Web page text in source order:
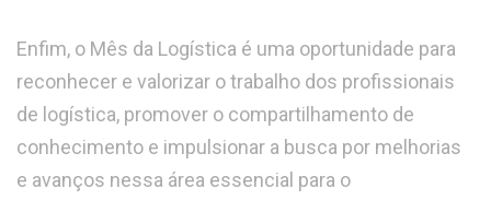
Enfim, o Mês da Logística é uma oportunidade para
reconhecer e valorizar o trabalho dos profissionais
de logística, promover o compartilhamento de
conhecimento e impulsionar a busca por melhorias
e avanços nessa área essencial para o